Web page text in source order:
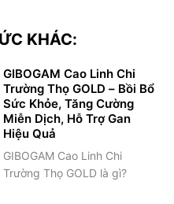
KHÁC:
GIBOGAM Cao Linh Chi
Trường Thọ GOLD – Bồi Bổ
Sức Khỏe, Tăng Cường
Miễn Dịch, Hỗ Trợ Gan
Hiệu Quả
GIBOGAM Cao Linh Chi
Trường Thọ GOLD là gì?